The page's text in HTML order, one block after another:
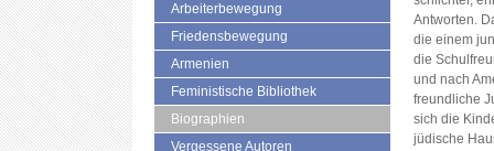
Arbeiterbewegung
Friedensbewegung
Armenien
Feministische Bibliothek
Biographien
Vergessene Autoren
Antworten.
die einem
die
und nach
freundliche
sich die
jüdische